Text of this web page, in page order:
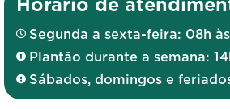
Horário de
Segunda a sexta-feira: 08h
Plantão durante a semana:
Sábados, domingos e